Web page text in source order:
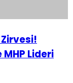
Lideri